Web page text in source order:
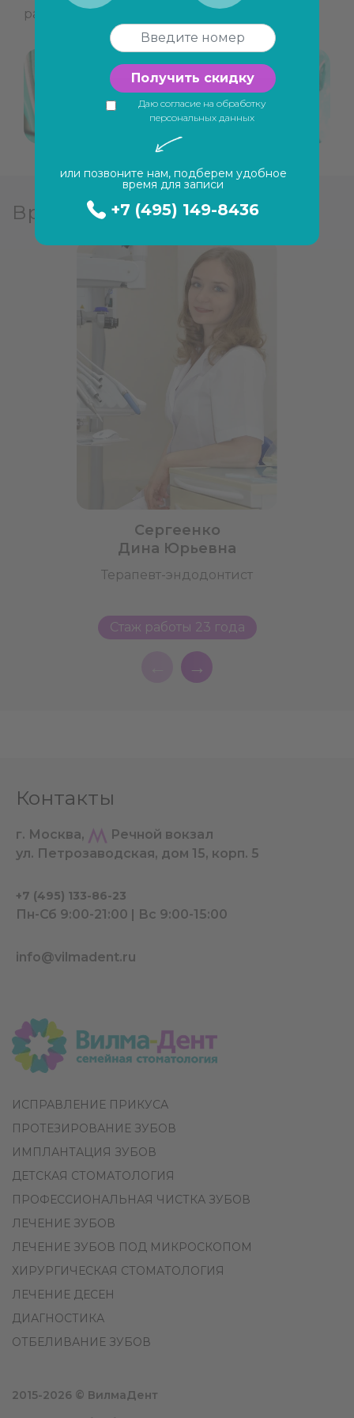
разрушения зуба.
Врачи
Сергеенко
Дина Юрьевна
Терапевт-эндодонтист
Стаж работы 23 года
→
Контакты
г. Москва,
Речной вокзал
ул. Петрозаводская, дом 15, корп. 5
+7 (495) 133-86-23
Пн-Сб 9:00-21:00 | Вс 9:00-15:00
info@vilmadent.ru
ИСПРАВЛЕНИЕ ПРИКУСА
ПРОТЕЗИРОВАНИЕ ЗУБОВ
ИМПЛАНТАЦИЯ ЗУБОВ
ДЕТСКАЯ СТОМАТОЛОГИЯ
ПРОФЕССИОНАЛЬНАЯ ЧИСТКА ЗУБОВ
ЛЕЧЕНИЕ ЗУБОВ
ЛЕЧЕНИЕ ЗУБОВ ПОД МИКРОСКОПОМ
ХИРУРГИЧЕСКАЯ СТОМАТОЛОГИЯ
ЛЕЧЕНИЕ ДЕСЕН
ДИАГНОСТИКА
ОТБЕЛИВАНИЕ ЗУБОВ
2015-2026 © ВилмаДент
Получить скидку
Даю согласие на обработку
персональных данных
или позвоните нам, подберем удобное
время для записи
+7 (495) 149-8436